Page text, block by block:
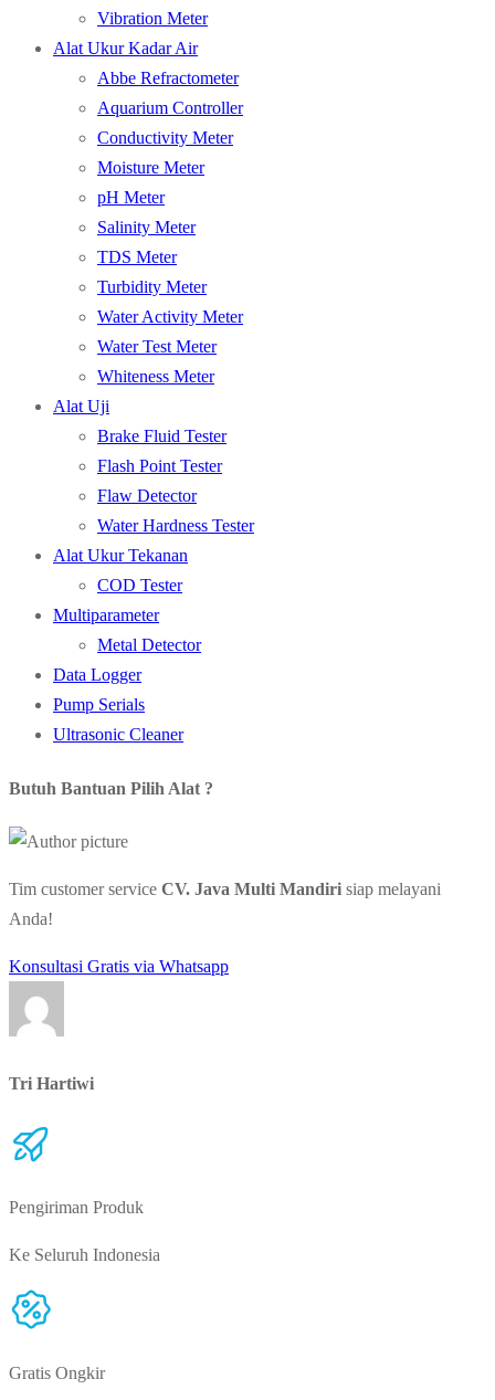
Vibration Meter
Alat Ukur Kadar Air
Abbe Refractometer
Aquarium Controller
Conductivity Meter
Moisture Meter
pH Meter
Salinity Meter
TDS Meter
Turbidity Meter
Water Activity Meter
Water Test Meter
Whiteness Meter
Alat Uji
Brake Fluid Tester
Flash Point Tester
Flaw Detector
Water Hardness Tester
Alat Ukur Tekanan
COD Tester
Multiparameter
Metal Detector
Data Logger
Pump Serials
Ultrasonic Cleaner
Butuh Bantuan Pilih Alat ?
Tim customer service CV. Java Multi Mandiri siap melayani
Anda!
Konsultasi Gratis via Whatsapp
Tri Hartiwi
Pengiriman Produk
Ke Seluruh Indonesia
Gratis Ongkir